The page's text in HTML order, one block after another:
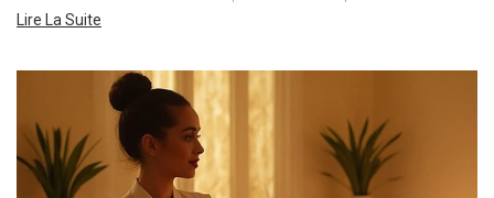
Lire La Suite